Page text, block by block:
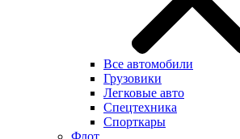
Все автомобили
Грузовики
Легковые авто
Спецтехника
Спорткары
Флот